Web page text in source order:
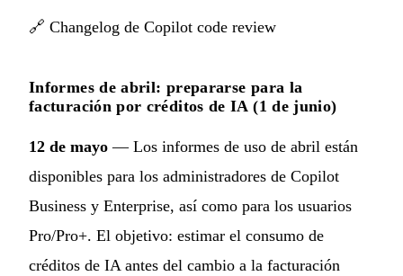
🔗 Changelog de Copilot code review
Informes de abril: prepararse para la
facturación por créditos de IA (1 de junio)
12 de mayo — Los informes de uso de abril están
disponibles para los administradores de Copilot
Business y Enterprise, así como para los usuarios
Pro/Pro+. El objetivo: estimar el consumo de
créditos de IA antes del cambio a la facturación